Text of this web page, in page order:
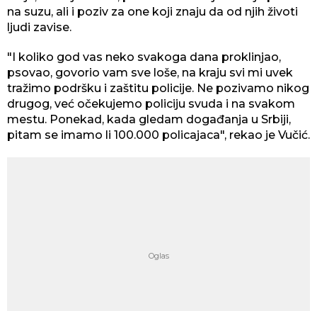
na suzu, ali i poziv za one koji znaju da od njih životi
ljudi zavise.
"I koliko god vas neko svakoga dana proklinjao,
psovao, govorio vam sve loše, na kraju svi mi uvek
tražimo podršku i zaštitu policije. Ne pozivamo nikog
drugog, već očekujemo policiju svuda i na svakom
mestu. Ponekad, kada gledam događanja u Srbiji,
pitam se imamo li 100.000 policajaca", rekao je Vučić.